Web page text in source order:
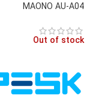
MAONO AU-A04
Out of stock